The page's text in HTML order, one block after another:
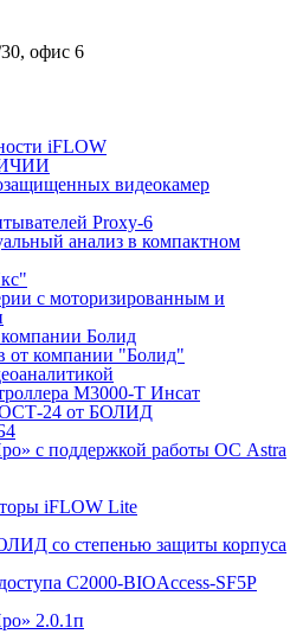
офис 6
iFLOW
видеокамер
Proxy-6
анализ в компактном
с моторизированным и
Болид
от компании "Болид"
М3000-Т Инсат
ОСТ-24 от БОЛИД
с поддержкой работы ОС Astra
iFLOW Lite
со степенью защиты корпуса
С2000-BIOAccess-SF5P
2.0.1п